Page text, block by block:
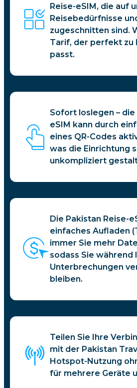
Reise-eSIM, die auf
Reisebedürfnisse
zugeschnitten sind.
Tarif, der perfekt zu
passt.
Sofort loslegen – die
eSIM kann durch
eines QR-Codes
was die Einrichtung
unkompliziert
Die Pakistan Reise-
einfaches Aufladen
immer Sie mehr
sodass Sie während
Unterbrechungen
bleiben.
Teilen Sie Ihre
mit der Pakistan
Hotspot-Nutzung
für mehrere Geräte